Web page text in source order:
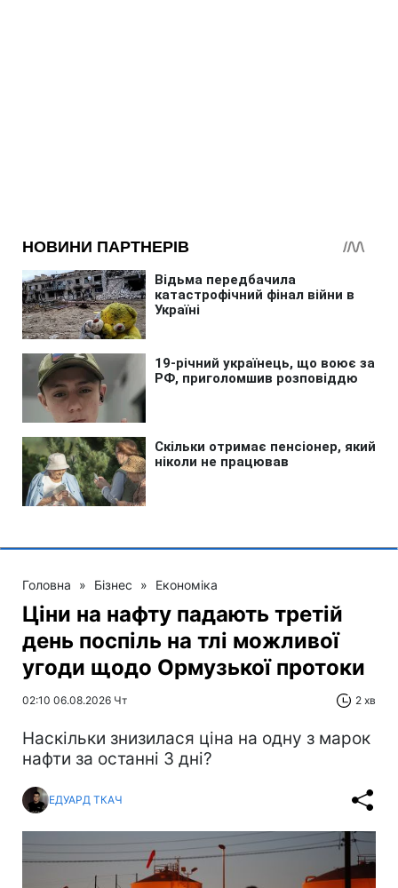
Головна » Бізнес » Економіка
Ціни на нафту падають третій
день поспіль на тлі можливої
угоди щодо Ормузької протоки
02:10 06.08.2026 Чт 2 хв
Наскільки знизилася ціна на одну з марок
нафти за останні 3 дні?
ЕДУАРД ТКАЧ